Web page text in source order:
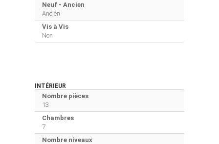
Neuf - Ancien
Ancien
Vis à Vis
Non
INTÉRIEUR
Nombre pièces
13
Chambres
7
Nombre niveaux